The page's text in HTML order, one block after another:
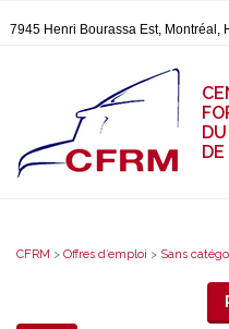
7945 Henri Bourassa Est, Montréal,
CFRM > Offres d’emploi > Sans